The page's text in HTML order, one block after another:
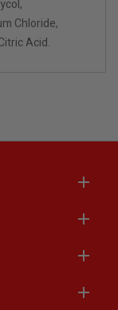
Chloride,
Acid.